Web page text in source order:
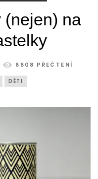
(nejen) na
6608 PŘEČTENÍ
DĚTI